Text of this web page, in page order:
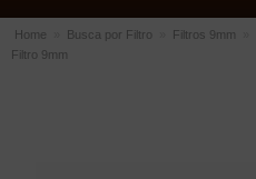
ACESSÓRIOS
Home Busca por Filtro Filtros 9mm
Filtro 9mm